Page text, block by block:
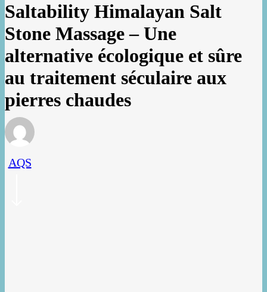
Saltability Himalayan Salt
Stone Massage – Une
alternative écologique et sûre
au traitement séculaire aux
pierres chaudes
AQS